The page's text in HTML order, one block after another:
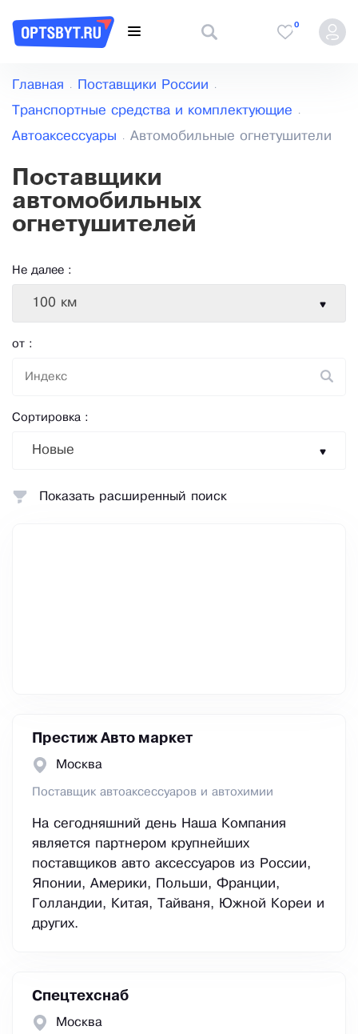
0
Главная Поставщики России
Транспортные средства и комплектующие
Автоаксессуары Автомобильные огнетушители
Поставщики
автомобильных
огнетушителей
Не далее :
100 км
от :
Сортировка :
Новые
Престиж Авто маркет
Москва
Поставщик автоаксессуаров и автохимии
На сегодняшний день Наша Компания
является партнером крупнейших
поставщиков авто аксессуаров из России,
Японии, Америки, Польши, Франции,
Голландии, Китая, Тайваня, Южной Кореи и
других.
Спецтехснаб
Москва
Показать расширенный поиск